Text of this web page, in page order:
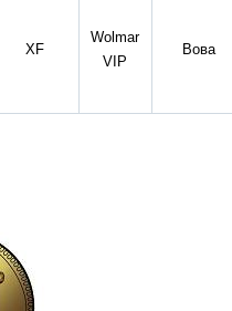
XF
Wolmar
VIP
Вова